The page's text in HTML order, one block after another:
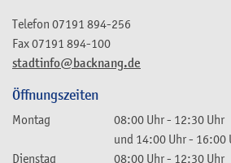
stadtinfo@backnang.de
Telefon 07191 894-256
Fax07191 894-100
Öffnungszeiten
Montag 08:00 Uhr- 12:30 Uhr
und 14:00 Uhr- 16:00
Dienstag
08:00 Uhr- 12:30 Uhr